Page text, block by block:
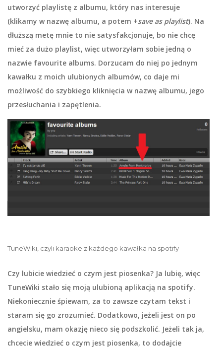
utworzyć playlistę z albumu, który nas interesuje
(klikamy w nazwę albumu, a potem +save as playlist). Na
dłuższą metę mnie to nie satysfakcjonuje, bo nie chcę
mieć za dużo playlist, więc utworzyłam sobie jedną o
nazwie favourite albums. Dorzucam do niej po jednym
kawałku z moich ulubionych albumów, co daje mi
możliwość do szybkiego kliknięcia w nazwę albumu, jego
przesłuchania i zapętlenia.
TuneWiki, czyli karaoke z każdego kawałka na spotify
Czy lubicie wiedzieć o czym jest piosenka? Ja lubię, więc
TuneWiki stało się moją ulubioną aplikacją na spotify.
Niekoniecznie śpiewam, za to zawsze czytam tekst i
staram się go zrozumieć. Dodatkowo, jeżeli jest on po
angielsku, mam okazję nieco się podszkolić. Jeżeli tak ja,
chcecie wiedzieć o czym jest piosenka, to dodajcie